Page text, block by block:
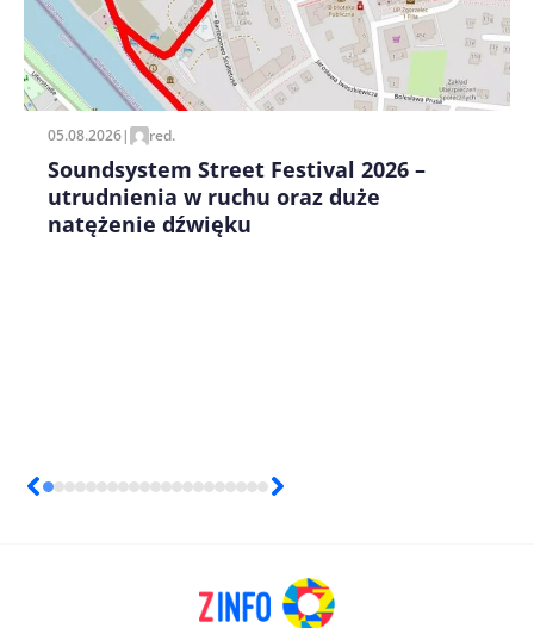
Zapamiętaj moje dane w tej przeglądarce podczas
pisania kolejnych komentarzy.
05.08.2026| red.
Soundsystem Street Festival 2026 –
utrudnienia w ruchu oraz duże
natężenie dźwięku